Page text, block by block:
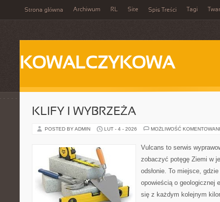
Strona główna Archiwum RL Site Spis Treści Tagi
KOWALCZYKOWA
KLIFY I WYBRZEŻA
POSTED BY ADMIN LUT - 4 - 2026 MOŻLIWOŚĆ
Vulcans to serwis
zobaczyć potęgę Ziemi w
odsłonie. To miejsce,
opowieścią o geologicznej
się z każdym kolejnym